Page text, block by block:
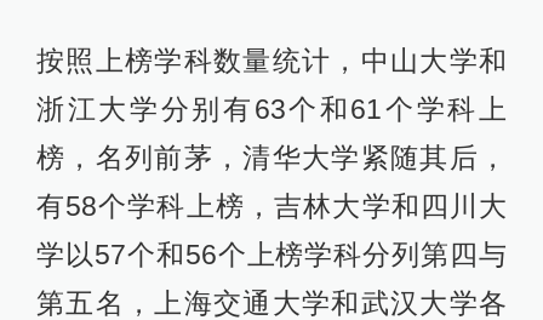
按照上榜学科数量统计，中山大学和
浙江大学分别有63个和61个学科上
榜，名列前茅，清华大学紧随其后，
有58个学科上榜，吉林大学和四川大
学以57个和56个上榜学科分列第四与
第五名，上海交通大学和武汉大学各